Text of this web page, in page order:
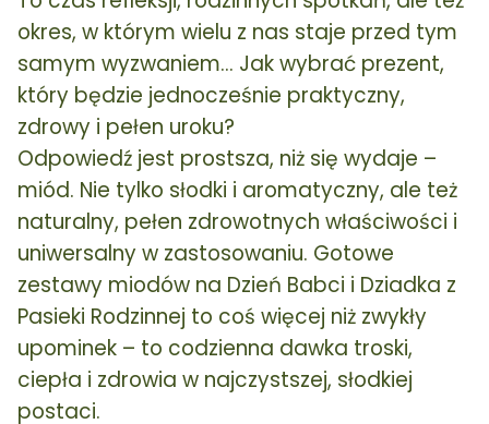
okres, w którym wielu z nas staje przed tym
samym wyzwaniem... Jak wybrać prezent,
który będzie jednocześnie praktyczny,
zdrowy i pełen uroku?
Odpowiedź jest prostsza, niż się wydaje –
miód. Nie tylko słodki i aromatyczny, ale też
naturalny, pełen zdrowotnych właściwości i
uniwersalny w zastosowaniu. Gotowe
zestawy miodów na Dzień Babci i Dziadka z
Pasieki Rodzinnej to coś więcej niż zwykły
upominek – to codzienna dawka troski,
ciepła i zdrowia w najczystszej, słodkiej
postaci.